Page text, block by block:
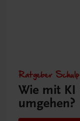
Ratgeber
Wie mit
umgehen?